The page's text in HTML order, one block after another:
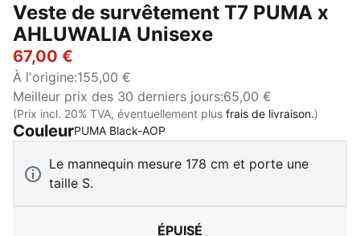
Veste de survêtement T7 PUMA x
AHLUWALIA Unisexe
67,00 €
À l'origine:155,00 €
Meilleur prix des 30 derniers jours:65,00 €
(Prix incl. 20% TVA, éventuellement plus frais de livraison.)
CouleurPUMA Black-AOP
Le mannequin mesure 178 cm et porte une
taille S.
ÉPUISÉ